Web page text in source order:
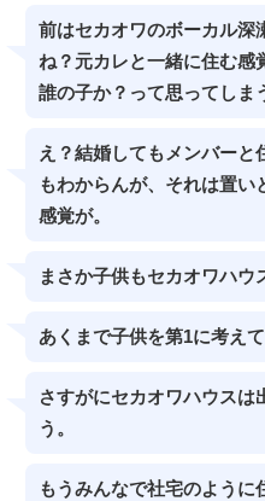
前はセカオワのボーカル深
ね？元カレと一緒に住む感
誰の子か？って思ってしま
え？結婚してもメンバーと
もわからんが、それは置い
感覚が。
まさか子供もセカオワハウ
あくまで子供を第1に考え
さすがにセカオワハウスは
う。
もうみんなで社宅のように